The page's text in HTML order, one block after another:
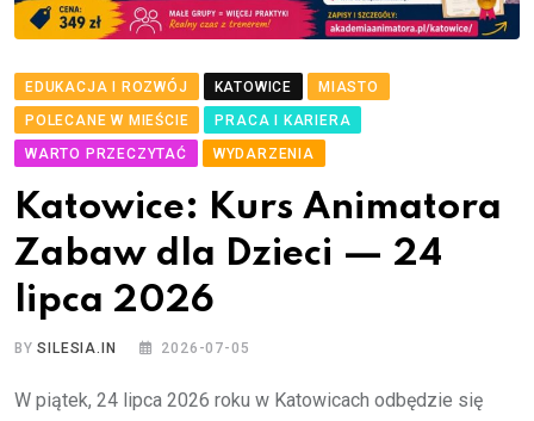
EDUKACJA I ROZWÓJ KATOWICE
MIASTO
POLECANE W MIEŚCIE
PRACA I KARIERA
WARTO PRZECZYTAĆ
WYDARZENIA
Katowice: Kurs Animatora
Zabaw dla Dzieci — 24
lipca 2026
BYSILESIA.IN 2026-07-05
W piątek, 24 lipca 2026 roku w Katowicach odbędzie się